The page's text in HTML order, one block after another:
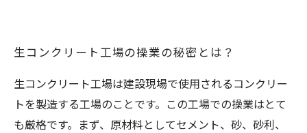
生コンクリート工場の操業の秘密とは？
生コンクリート工場は建設現場で使用されるコンクリー
トを製造する工場のことです。この工場での操業はとて
も厳格です。まず、原材料としてセメント、砂、砂利、